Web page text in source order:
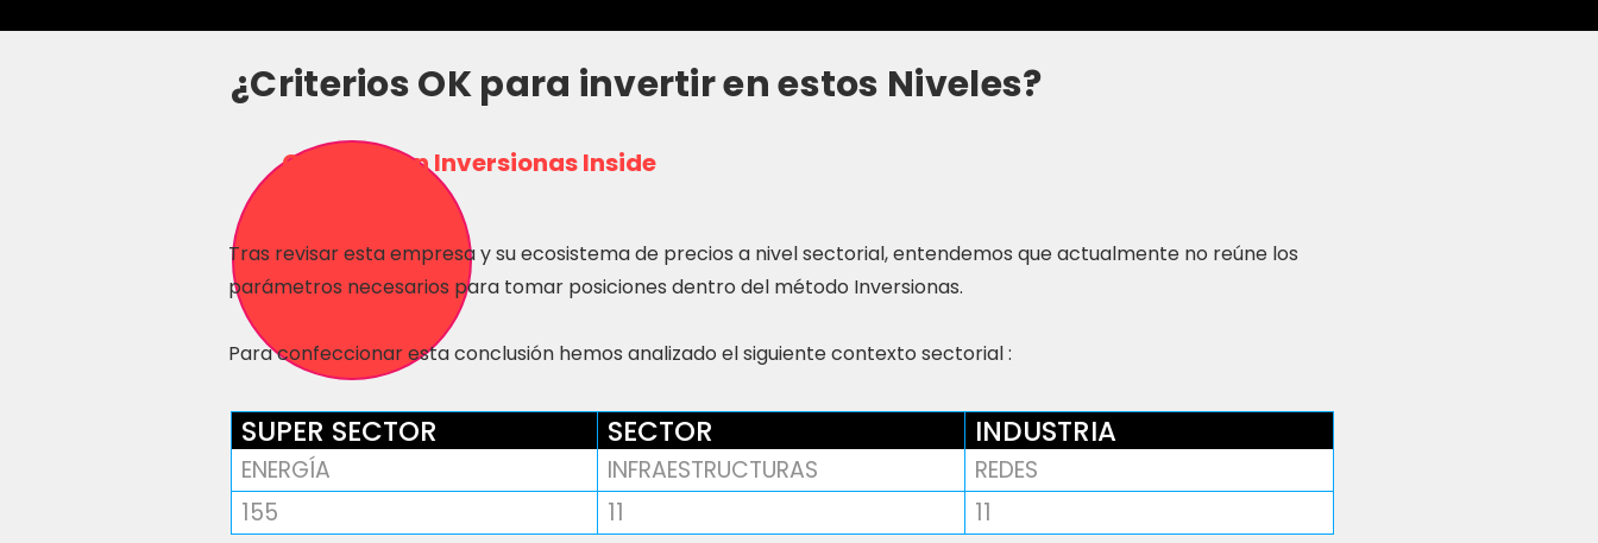
¿Criterios OK para invertir en estos Niveles?
Consulta en Inversionas Inside
Tras revisar esta empresa y su ecosistema de precios a nivel sectorial, entendemos que actualmente no reúne los
parámetros necesarios para tomar posiciones dentro del método Inversionas.
Para confeccionar esta conclusión hemos analizado el siguiente contexto sectorial :
SUPER SECTOR SECTOR INDUSTRIA
ENERGÍA INFRAESTRUCTURAS
REDES
155
11 11